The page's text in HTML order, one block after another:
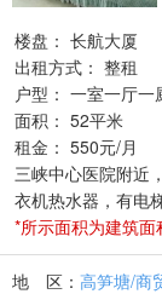
楼盘： 长航大厦
出租方式： 整租
户型： 一室一厅一
面积： 52平米
租金： 550元/月
三峡中心医院附近
衣机热水器，有电
*所示面积为建筑
地 区： 高笋塘/商